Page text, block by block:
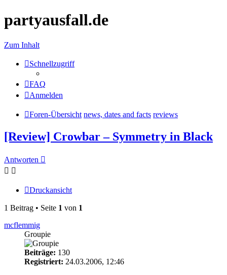
partyausfall.de
Zum Inhalt
Schnellzugriff
FAQ
Anmelden
Foren-Übersicht news, dates and facts reviews
[Review] Crowbar – Symmetry in Black
Antworten
Druckansicht
1 Beitrag • Seite 1 von 1
mcflemmig
Groupie
Beiträge: 130
Registriert: 24.03.2006, 12:46